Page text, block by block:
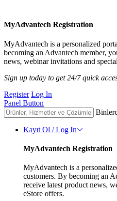
MyAdvantech Registration
MyAdvantech is a personalized
becoming an Advantech member,
news, webinar invitations and
Sign up today to get 24/7 quick
Register Log In
Panel Button
Kayıt Ol / Log In
MyAdvantech Registration
MyAdvantech is a
customers. By becoming an
receive latest product news,
eStore offers.